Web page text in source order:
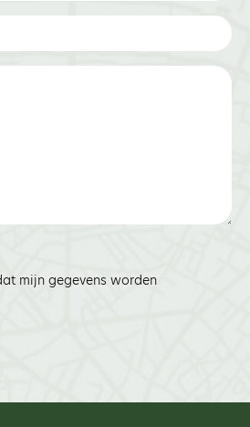
mijn gegevens worden